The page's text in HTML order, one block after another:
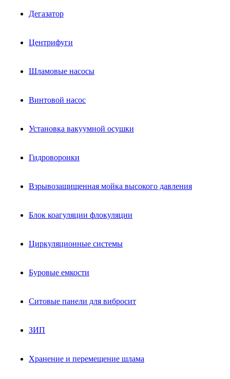
Дегазатор
Центрифуги
Шламовые насосы
Винтовой насос
Установка вакуумной осушки
Гидроворонки
Взрывозащищенная мойка высокого давления
Блок коагуляции флокуляции
Циркуляционные системы
Буровые емкости
Ситовые панели для вибросит
ЗИП
Хранение и перемещение шлама